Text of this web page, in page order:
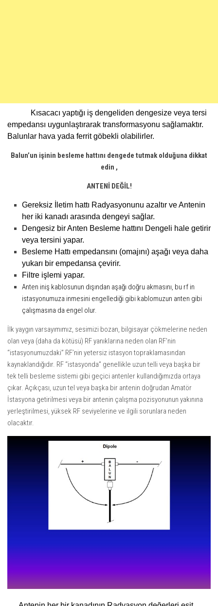
Kısacacı yaptığı iş dengeliden dengesize veya tersi
empedansı uygunlaştırarak transformasyonu sağlamaktır.
Balunlar hava yada ferrit göbekli olabilirler.
Balun’un işinin besleme hattını dengede tutmak olduğuna dikkat
edin ,
ANTENİ DEĞİL!
Gereksiz İletim hattı Radyasyonunu azaltır ve Antenin
her iki kanadı arasında dengeyi sağlar.
Dengesiz bir Anten Besleme hattını Dengeli hale getirir
veya tersini yapar.
Besleme Hattı empedansını (omajını) aşağı veya daha
yukarı bir empedansa çevirir.
Filtre işlemi yapar.
Anten iniş kablosunun dışından aşağı doğru akmasını, bu rf in
istasyonumuza inmesini engellediği gibi kablomuzun anten gibi
çalışmasına da engel olur.
İlk yaygın varsayımımız, sesimizi bozan, bilgisayar çökmelerine neden
olan veya (daha da kötüsü) RF yanıklarına neden olan RF’nin
“istasyonumuzdaki” RF’nin yetersiz istasyon topraklamasından
kaynaklandığıdır. RF “istasyonda” genellikle uzun telli veya başka bir
tek telli besleme sistemi gibi geçici antenler kullandığımızda ortaya
çıkar. Açıkçası, uzun tel veya başka bir antenin doğrudan Amatör
İstasyona getirilmesi veya bir antenin çalışma pozisyonunun yakınına
yerleştirilmesi, yüksek RF seviyelerine ve ilgili sorunlara neden
olacaktır.